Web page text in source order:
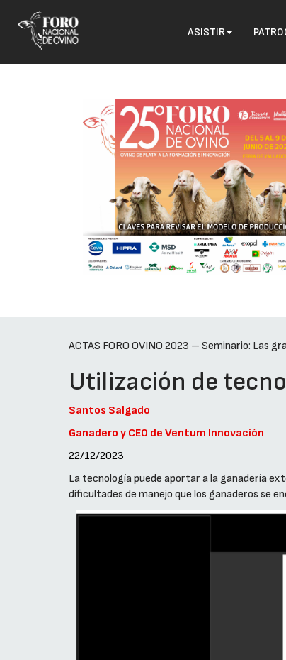
ASISTIR
ACTAS FORO OVINO 2023 – Seminario: Las
Utilización de
Santos Salgado
Ganadero y CEO de Ventum Innovación
22/12/2023
La tecnología puede aportar a la ganadería
dificultades de manejo que los ganaderos se